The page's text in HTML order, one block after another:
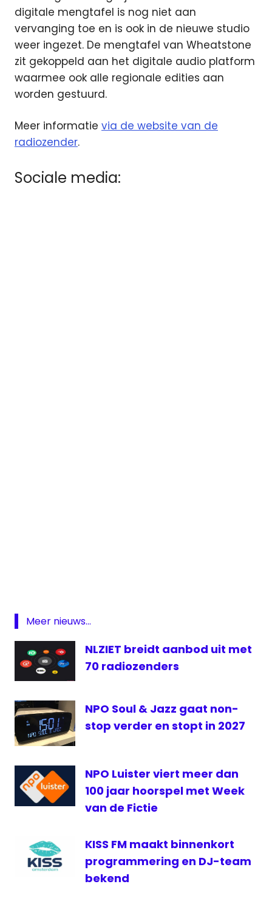
digitale mengtafel is nog niet aan
vervanging toe en is ook in de nieuwe studio
weer ingezet. De mengtafel van Wheatstone
zit gekoppeld aan het digitale audio platform
waarmee ook alle regionale edities aan
worden gestuurd.
Meer informatie via de website van de
radiozender.
Sociale media:
Meer nieuws...
NLZIET breidt aanbod uit met
70 radiozenders
NPO Soul & Jazz gaat non-
stop verder en stopt in 2027
NPO Luister viert meer dan
100 jaar hoorspel met Week
van de Fictie
KISS FM maakt binnenkort
programmering en DJ-team
bekend